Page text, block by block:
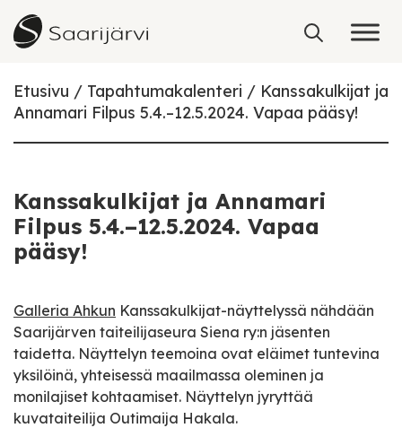
Skip to content
Etusivu Tapahtumakalenteri
Kanssakulkijat ja
Annamari Filpus 5.4.–12.5.2024. Vapaa pääsy!
Kanssakulkijat ja Annamari
Filpus 5.4.–12.5.2024. Vapaa
pääsy!
Galleria Ahkun Kanssakulkijat-näyttelyssä nähdään
Saarijärven taiteilijaseura Siena ry:n jäsenten
taidetta. Näyttelyn teemoina ovat eläimet tuntevina
yksilöinä, yhteisessä maailmassa oleminen ja
monilajiset kohtaamiset. Näyttelyn jyryttää
kuvataiteilija Outimaija Hakala.